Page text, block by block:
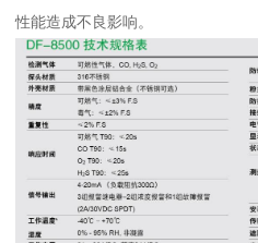
性能造成不良影响。